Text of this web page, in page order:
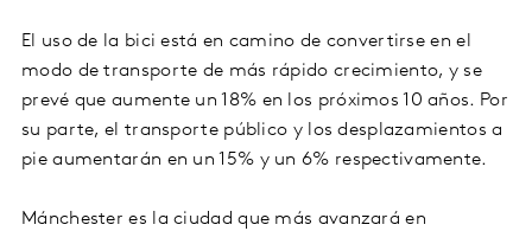
El uso de la bici está en camino de convertirse en el
modo de transporte de más rápido crecimiento, y se
prevé que aumente un 18% en los próximos 10 años. Por
su parte, el transporte público y los desplazamientos a
pie aumentarán en un 15% y un 6% respectivamente.
Mánchester es la ciudad que más avanzará en